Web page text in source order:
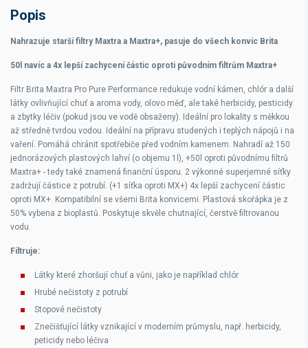
Popis
Nahrazuje starší filtry Maxtra a Maxtra+, pasuje do všech konvic Brita
50l navíc a 4x lepší zachycení částic oproti původním filtrům Maxtra+
Filtr Brita Maxtra Pro Pure Performance redukuje vodní kámen, chlór a další
látky ovlivňující chuť a aroma vody, olovo měď, ale také herbicidy, pesticidy
a zbytky léčiv (pokud jsou ve vodě obsaženy). Ideální pro lokality s měkkou
až středně tvrdou vodou. Ideální na přípravu studených i teplých nápojů i na
vaření. Pomáhá chránit spotřebiče před vodním kamenem. Nahradí až 150
jednorázových plastových lahví (o objemu 1l), +50l oproti původnímu filtrů
Maxtra+ - tedy také znamená finanční úsporu. 2 výkonné superjemné síťky
zadržují částice z potrubí. (+1 síťka oproti MX+) 4x lepší zachycení částic
oproti MX+. Kompatibilní se všemi Brita konvicemi. Plastová skořápka je z
50% vybena z bioplastů. Poskytuje skvěle chutnající, čerstvě filtrovanou
vodu.
Filtruje:
Látky které zhoršují chuť a vůni, jako je například chlór
Hrubé nečistoty z potrubí
Stopové nečistoty
Znečišťující látky vznikající v moderním průmyslu, např. herbicidy,
peticidy nebo léčiva